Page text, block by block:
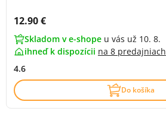
Cena s DPH:
12.90 €
Skladom v e-shope u vás už 10. 8.
ihneď k dispozícii na 8 predajniach
4.6
Do košíka